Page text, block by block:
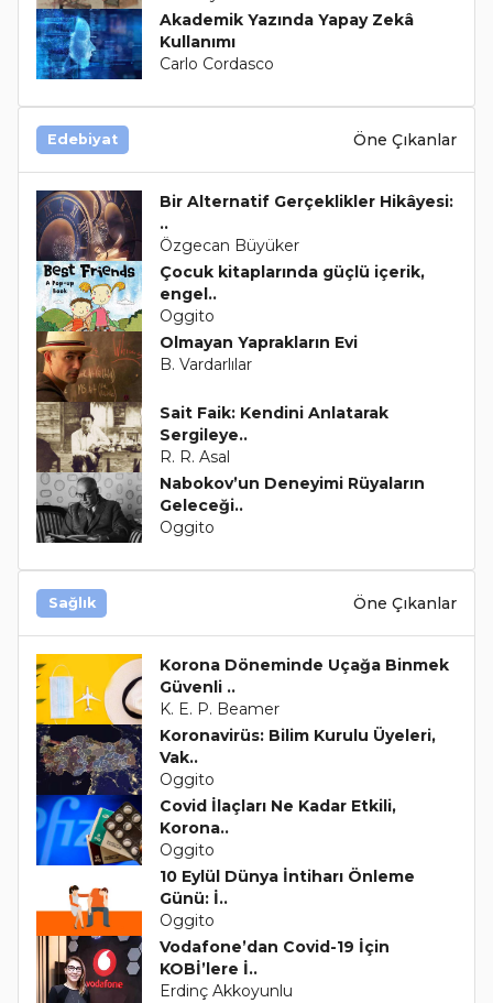
Akademik Yazında Yapay Zekâ
Kullanımı
Carlo Cordasco
Edebiyat Öne Çıkanlar
Bir Alternatif Gerçeklikler Hikâyesi:
..
Özgecan Büyüker
Çocuk kitaplarında güçlü içerik,
engel..
Oggito
Olmayan Yaprakların Evi
B. Vardarlılar
Sait Faik: Kendini Anlatarak
Sergileye..
R. R. Asal
Nabokov’un Deneyimi Rüyaların
Geleceği..
Oggito
Sağlık Öne Çıkanlar
Korona Döneminde Uçağa Binmek
Güvenli ..
K. E. P. Beamer
Koronavirüs: Bilim Kurulu Üyeleri,
Vak..
Oggito
Covid İlaçları Ne Kadar Etkili,
Korona..
Oggito
10 Eylül Dünya İntiharı Önleme
Günü: İ..
Oggito
Vodafone’dan Covid-19 İçin
KOBİ’lere İ..
Erdinç Akkoyunlu